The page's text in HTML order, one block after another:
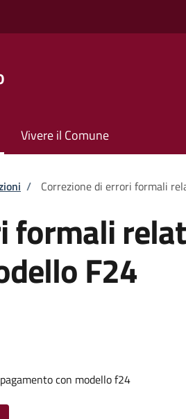
Vivere il Comune
/ Correzione di errori formali
formali
F24
con modello f24